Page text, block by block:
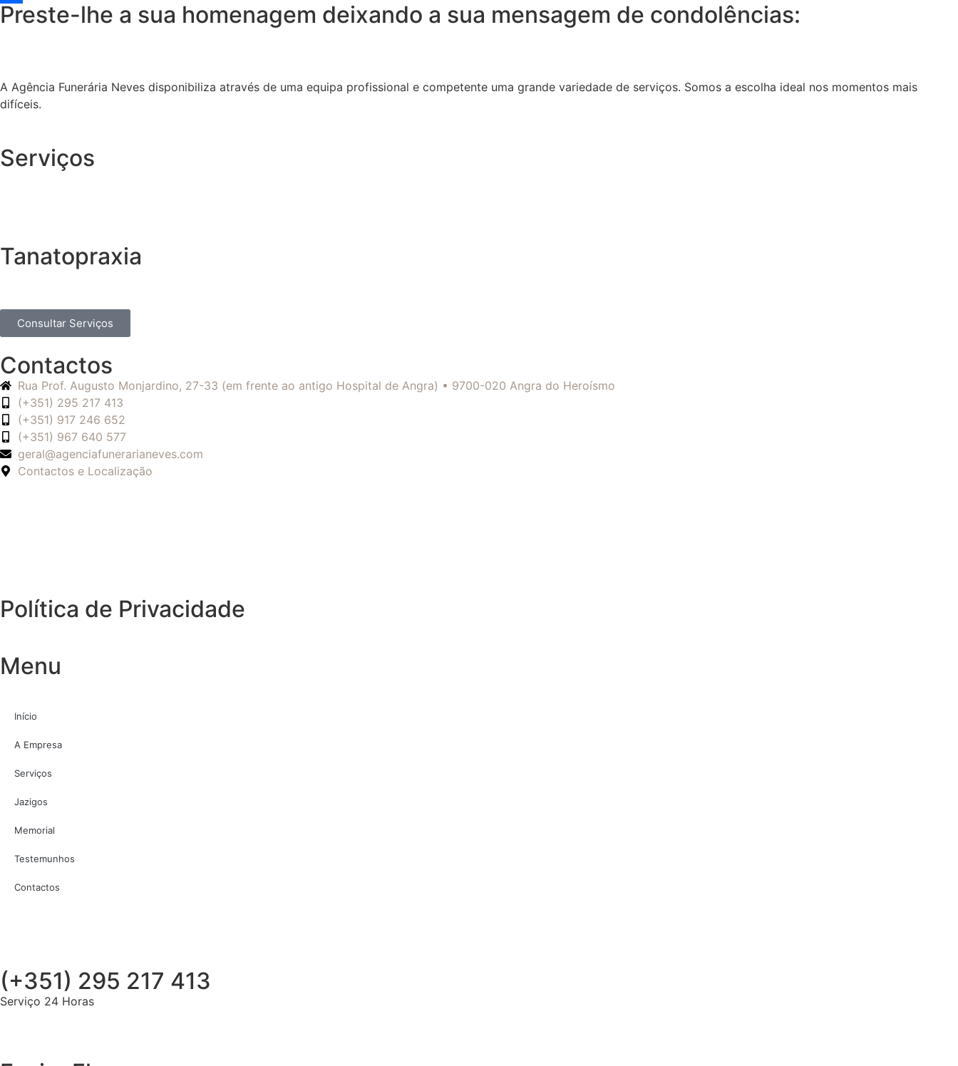
Share
Preste-lhe a sua homenagem deixando a sua mensagem de condolências:
A Agência Funerária Neves disponibiliza através de uma equipa profissional e competente uma grande variedade de serviços. Somos a escolha ideal nos momentos mais
difíceis.
Serviços
Tanatopraxia
Consultar Serviços
Contactos
Rua Prof. Augusto Monjardino, 27-33 (em frente ao antigo Hospital de Angra) • 9700-020 Angra do Heroísmo
(+351) 295 217 413
(+351) 917 246 652
(+351) 967 640 577
geral@agenciafunerarianeves.com
Contactos e Localização
Política de Privacidade
Menu
Início
A Empresa
Serviços
Jazigos
Memorial
Testemunhos
Contactos
(+351) 295 217 413
Serviço 24 Horas